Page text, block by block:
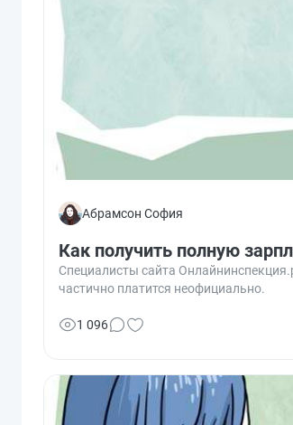
Абрамсон София
Как получить полную
Специалисты сайта
частично платится неофициально.
1 096